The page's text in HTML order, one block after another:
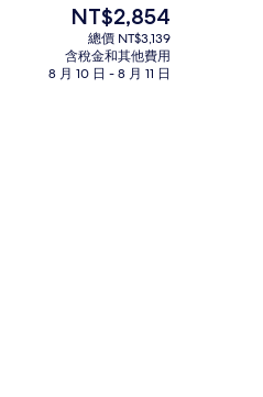
目
的
價
NT$2,854
總價 NT$3,139
含稅金和其他費用
8 月 10 日 - 8 月 11 日